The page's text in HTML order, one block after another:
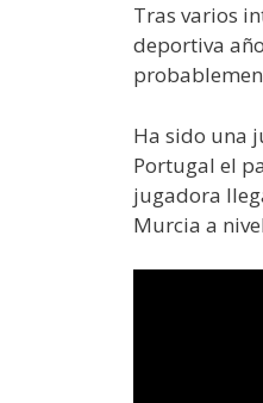
Tras varios
deportiva
Ha sido una
Portugal el
jugadora
Murcia a